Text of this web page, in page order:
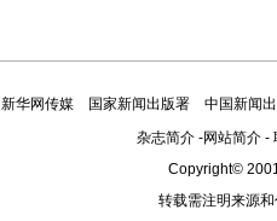
新华网传媒 国家新闻出版署
中国新闻
杂志简介 -网站简介 -
Copyright©
转载需注明来源